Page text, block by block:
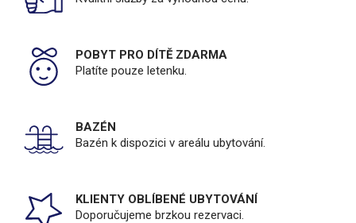
POBYT PRO DÍTĚ ZDARMA
Platíte pouze letenku.
BAZÉN
Bazén k dispozici v areálu ubytování.
KLIENTY OBLÍBENÉ UBYTOVÁNÍ
Doporučujeme brzkou rezervaci.